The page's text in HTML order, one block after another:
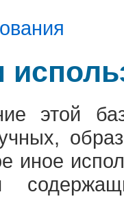
этой
иное